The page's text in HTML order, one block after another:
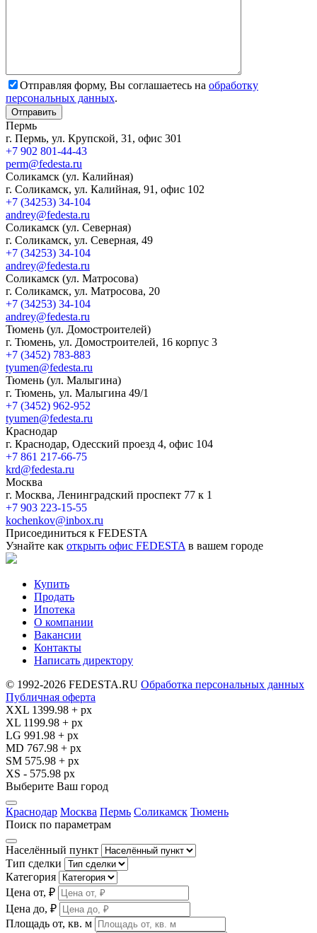
Отправляя форму, Вы соглашаетесь на обработку
персональных данных.
Пермь
г. Пермь, ул. Крупской, 31, офис 301
+7 902 801-44-43
perm@fedesta.ru
Соликамск (ул. Калийная)
г. Соликамск, ул. Калийная, 91, офис 102
+7 (34253) 34-104
andrey@fedesta.ru
Соликамск (ул. Северная)
г. Соликамск, ул. Северная, 49
+7 (34253) 34-104
andrey@fedesta.ru
Соликамск (ул. Матросова)
г. Соликамск, ул. Матросова, 20
+7 (34253) 34-104
andrey@fedesta.ru
Тюмень (ул. Домостроителей)
г. Тюмень, ул. Домостроителей, 16 корпус 3
+7 (3452) 783-883
tyumen@fedesta.ru
Тюмень (ул. Малыгина)
г. Тюмень, ул. Малыгина 49/1
+7 (3452) 962-952
tyumen@fedesta.ru
Краснодар
г. Краснодар, Одесский проезд 4, офис 104
+7 861 217-66-75
krd@fedesta.ru
Москва
г. Москва, Ленинградский проспект 77 к 1
+7 903 223-15-55
kochenkov@inbox.ru
Присоединиться к FEDESTA
Узнайте как открыть офис FEDESTA в вашем городе
Купить
Продать
Ипотека
О компании
Вакансии
Контакты
Написать директору
© 1992-2026 FEDESTA.RU Обработка персональных данных
Публичная оферта
XXL 1399.98 + px
XL 1199.98 + px
LG 991.98 + px
MD 767.98 + px
SM 575.98 + px
XS - 575.98 px
Выберите Ваш город
Краснодар Москва Пермь Соликамск Тюмень
Поиск по параметрам
Населённый пункт
Тип сделки
Категория
Цена от, ₽
Цена до, ₽
Площадь от, кв. м